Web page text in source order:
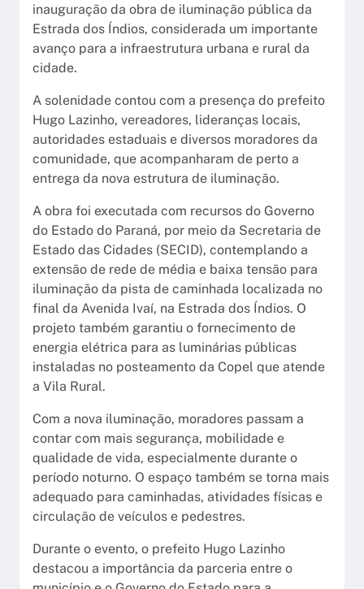
inauguração da obra de iluminação pública da
Estrada dos Índios, considerada um importante
avanço para a infraestrutura urbana e rural da
cidade.
A solenidade contou com a presença do prefeito
Hugo Lazinho, vereadores, lideranças locais,
autoridades estaduais e diversos moradores da
comunidade, que acompanharam de perto a
entrega da nova estrutura de iluminação.
A obra foi executada com recursos do Governo
do Estado do Paraná, por meio da Secretaria de
Estado das Cidades (SECID), contemplando a
extensão de rede de média e baixa tensão para
iluminação da pista de caminhada localizada no
final da Avenida Ivaí, na Estrada dos Índios. O
projeto também garantiu o fornecimento de
energia elétrica para as luminárias públicas
instaladas no posteamento da Copel que atende
a Vila Rural.
Com a nova iluminação, moradores passam a
contar com mais segurança, mobilidade e
qualidade de vida, especialmente durante o
período noturno. O espaço também se torna mais
adequado para caminhadas, atividades físicas e
circulação de veículos e pedestres.
Durante o evento, o prefeito Hugo Lazinho
destacou a importância da parceria entre o